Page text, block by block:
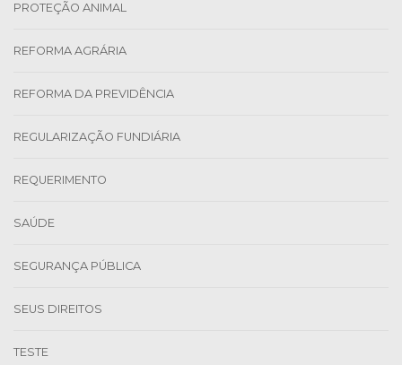
PROTEÇÃO ANIMAL
REFORMA AGRÁRIA
REFORMA DA PREVIDÊNCIA
REGULARIZAÇÃO FUNDIÁRIA
REQUERIMENTO
SAÚDE
SEGURANÇA PÚBLICA
SEUS DIREITOS
TESTE